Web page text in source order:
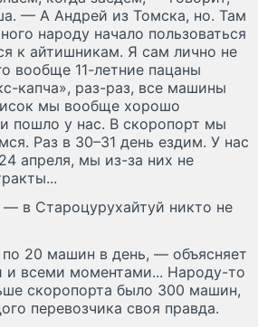
— А Андрей из Томска, но. Там
народу начало пользоваться
к айтишникам. Я сам лично не
вообще 11-летние пацаны
капча», раз-раз, все машины
мы вообще хорошо
пошло у нас. В скоропорт мы
Раз в 30–31 день ездим. У нас
апреля, мы из-за них не
в Староцурухайтуй никто не
20 машин в день, — объясняет
всеми моментами... Народу-то
скоропорта было 300 машин,
перевозчика своя правда.